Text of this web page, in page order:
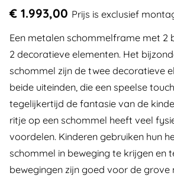
€ 1.993,00 Prijs is exclusief
Een metalen schommelframe met 2
2 decoratieve elementen. Het
schommel zijn de twee decoratieve
beide uiteinden, die een speelse
tegelijkertijd de fantasie van de
ritje op een schommel heeft veel
voordelen. Kinderen gebruiken hun
schommel in beweging te krijgen en
bewegingen zijn goed voor de grove